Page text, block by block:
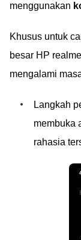
menggunakan
Khusus untuk
besar HP
mengalami
Langkah
membuka
rahasia